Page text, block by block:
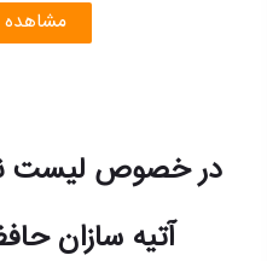
مشاهده
در خصوص لیست
آتیه سازان